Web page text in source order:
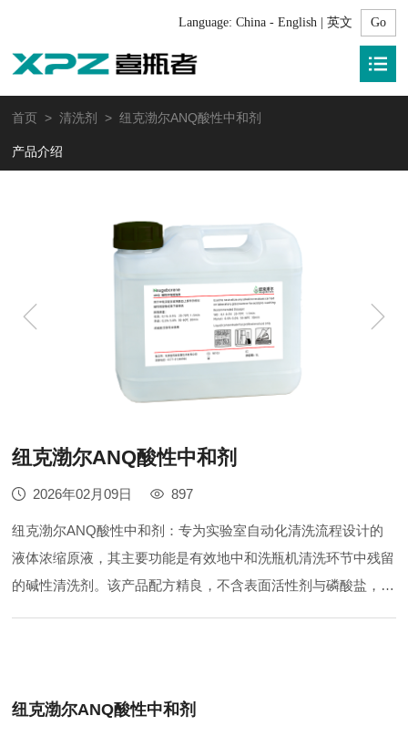
Language: China - English | 英文
首页 >清洗剂 > 纽克渤尔ANQ酸性中和剂
产品介绍
纽克渤尔ANQ酸性中和剂
2026年02月09日 897
纽克渤尔ANQ酸性中和剂：专为实验室自动化清洗流程设计的
液体浓缩原液，其主要功能是有效地中和洗瓶机清洗环节中残留
的碱性清洗剂。该产品配方精良，不含表面活性剂与磷酸盐，旨
纽克渤尔ANQ酸性中和剂